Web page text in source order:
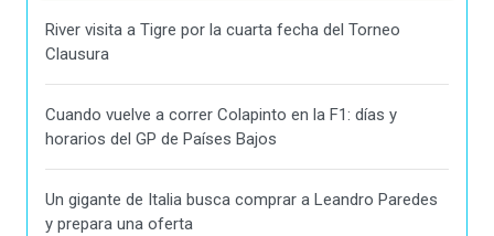
River visita a Tigre por la cuarta fecha del Torneo
Clausura
Cuando vuelve a correr Colapinto en la F1: días y
horarios del GP de Países Bajos
Un gigante de Italia busca comprar a Leandro Paredes
y prepara una oferta